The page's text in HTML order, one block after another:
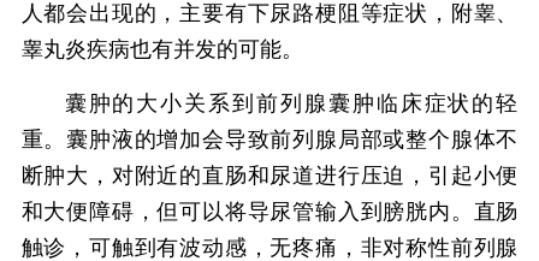
人都会出现的，主要有下尿路梗阻等症状，附睾、
睾丸炎疾病也有并发的可能。
囊肿的大小关系到前列腺囊肿临床症状的轻
重。囊肿液的增加会导致前列腺局部或整个腺体不
断肿大，对附近的直肠和尿道进行压迫，引起小便
和大便障碍，但可以将导尿管输入到膀胱内。直肠
触诊，可触到有波动感，无疼痛，非对称性前列腺